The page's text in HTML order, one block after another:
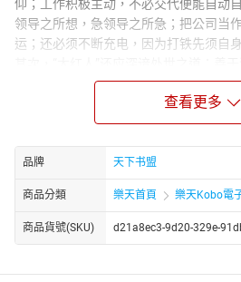
仰；工作积极主动，不必交代便能自动
领导之所想，急领导之所急；把公司当
运；还必须不断充电，因为打铁先须自
导沟通，凡事多做换位思考，更重要的
本书告诉你领导究竟在想什么，究竟需
为领导的爱！
查看更多
品牌 天下书盟
商品分類 樂天首頁 樂天Kobo電
商品貨號(SKU) d21a8ec3-9d20-329e-